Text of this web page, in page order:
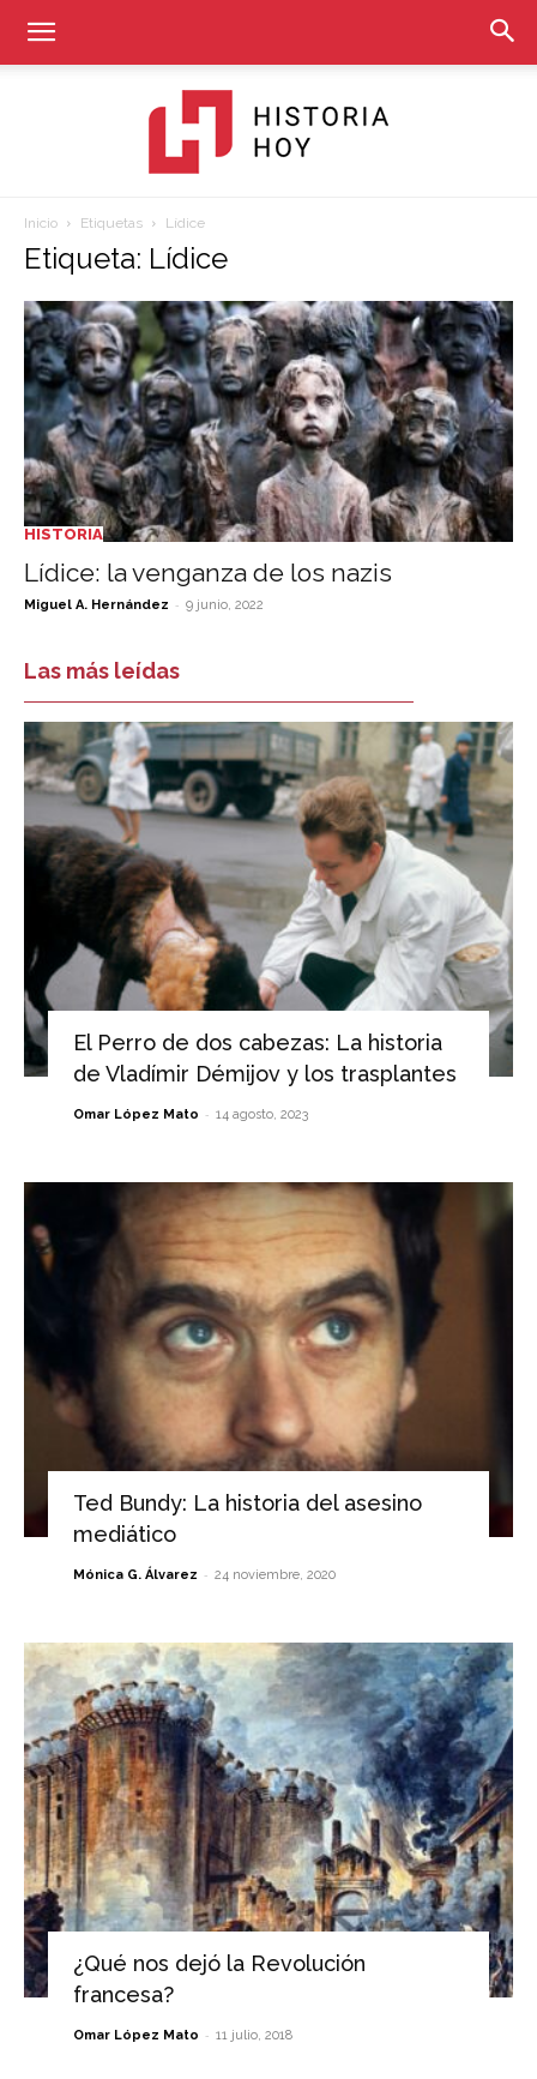
Hoy
Inicio Etiquetas Lídice
Etiqueta: Lídice
HISTORIA
Lídice: la venganza de los nazis
Miguel A. Hernández - 9 junio, 2022
Las más leídas
El Perro de dos cabezas: La historia
de Vladímir Démijov y los trasplantes
Omar López Mato - 14 agosto, 2023
Ted Bundy: La historia del asesino
mediático
Mónica G. Álvarez - 24 noviembre, 2020
¿Qué nos dejó la Revolución
francesa?
Omar López Mato - 11 julio, 2018